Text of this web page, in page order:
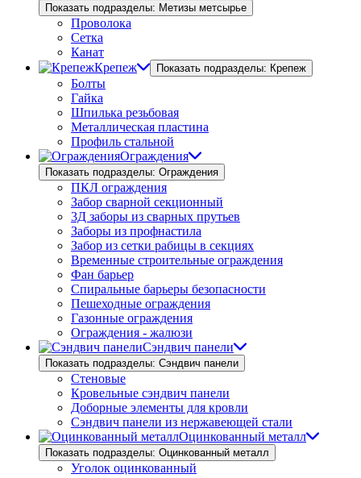
Показать подразделы: Метизы метсырье
Проволока
Сетка
Канат
Крепеж
Показать подразделы: Крепеж
Болты
Гайка
Шпилька резьбовая
Металлическая пластина
Профиль стальной
Ограждения
Показать подразделы: Ограждения
ПКЛ ограждения
Забор сварной секционный
3Д заборы из сварных прутьев
Заборы из профнастила
Забор из сетки рабицы в секциях
Временные строительные ограждения
Фан барьер
Спиральные барьеры безопасности
Пешеходные ограждения
Газонные ограждения
Ограждения - жалюзи
Сэндвич панели
Показать подразделы: Сэндвич панели
Стеновые
Кровельные сэндвич панели
Доборные элементы для кровли
Сэндвич панели из нержавеющей стали
Оцинкованный металл
Показать подразделы: Оцинкованный металл
Уголок оцинкованный